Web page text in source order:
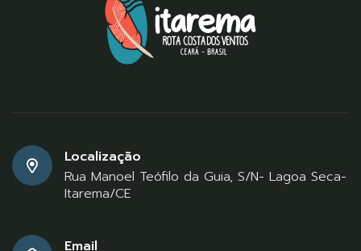
Localização
Rua Manoel Teófilo da Guia, S/N- Lagoa Seca-
Itarema/CE
Email